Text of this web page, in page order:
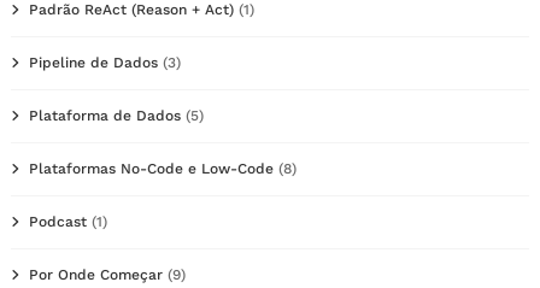
Padrão ReAct (Reason + Act) (1)
Pipeline de Dados (3)
Plataforma de Dados (5)
Plataformas No-Code e Low-Code (8)
Podcast (1)
Por Onde Começar (9)